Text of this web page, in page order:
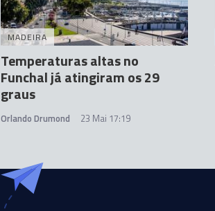
MADEIRA
Temperaturas altas no
Funchal já atingiram os 29
graus
Orlando Drumond 23 Mai 17:19